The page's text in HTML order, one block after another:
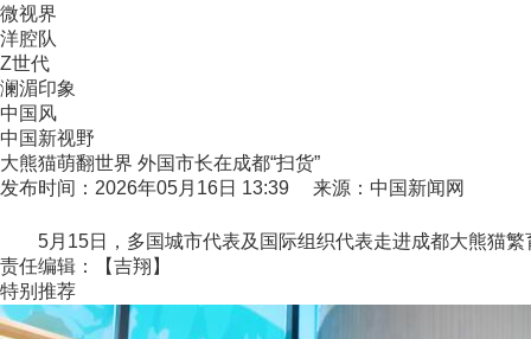
微视界
洋腔队
Z世代
澜湄印象
中国风
中国新视野
大熊猫萌翻世界 外国市长在成都“扫货”
发布时间：2026年05月16日 13:39 来源：中国新闻网
5月15日，多国城市代表及国际组织代表走进成都大熊猫繁
责任编辑：【吉翔】
特别推荐